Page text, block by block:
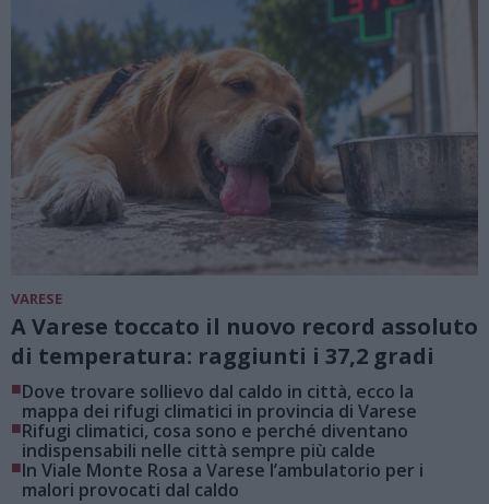
VARESE
A Varese toccato il nuovo record assoluto
di temperatura: raggiunti i 37,2 gradi
■Dove trovare sollievo dal caldo in città, ecco la
mappa dei rifugi climatici in provincia di Varese
■Rifugi climatici, cosa sono e perché diventano
indispensabili nelle città sempre più calde
■In Viale Monte Rosa a Varese l’ambulatorio per i
malori provocati dal caldo